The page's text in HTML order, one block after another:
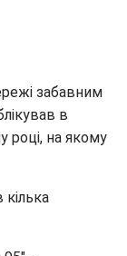
забавним
в
році, на якому